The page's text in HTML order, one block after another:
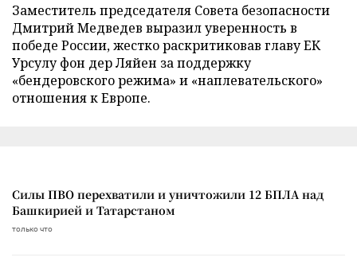
Заместитель председателя Совета безопасности
Дмитрий Медведев выразил уверенность в
победе России, жестко раскритиковав главу ЕК
Урсулу фон дер Ляйен за поддержку
«бендеровского режима» и «наплевательского»
отношения к Европе.
Силы ПВО перехватили и уничтожили 12 БПЛА над
Башкирией и Татарстаном
только что